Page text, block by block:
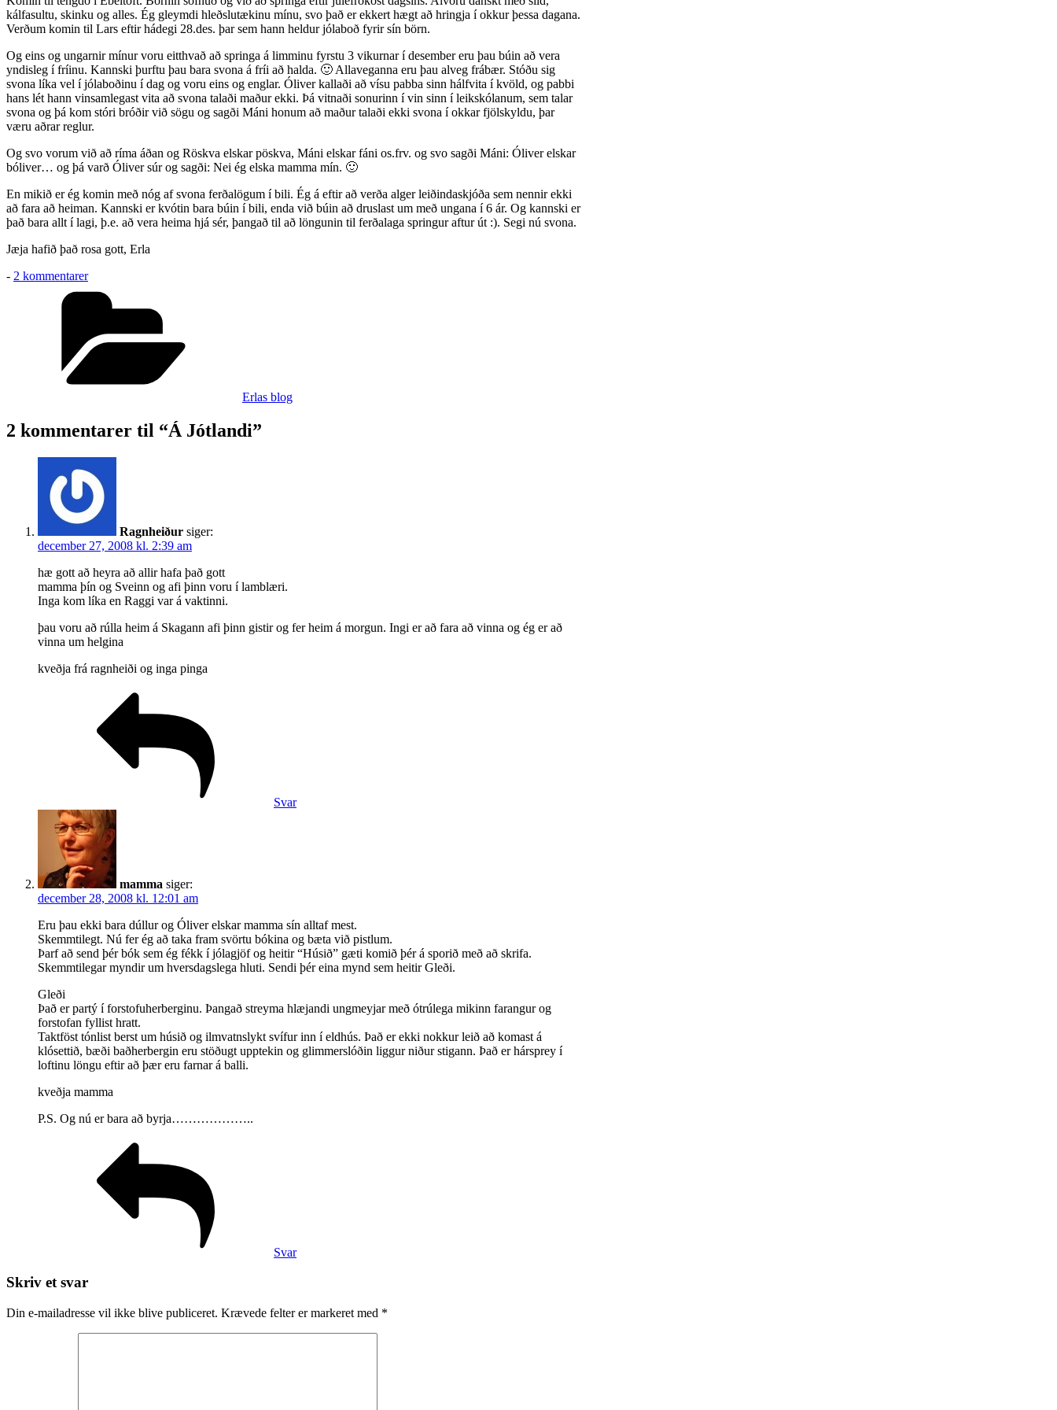
kálfasultu, skinku og alles. Ég gleymdi hleðslutækinu mínu, svo það er ekkert hægt að hringja í okkur þessa dagana.
Verðum komin til Lars eftir hádegi 28.des. þar sem hann heldur jólaboð fyrir sín börn.
Og eins og ungarnir mínur voru eitthvað að springa á limminu fyrstu 3 vikurnar í desember eru þau búin að vera
yndisleg í fríinu. Kannski þurftu þau bara svona á fríi að halda. 🙂 Allaveganna eru þau alveg frábær. Stóðu sig
svona líka vel í jólaboðinu í dag og voru eins og englar. Óliver kallaði að vísu pabba sinn hálfvita í kvöld, og pabbi
hans lét hann vinsamlegast vita að svona talaði maður ekki. Þá vitnaði sonurinn í vin sinn í leikskólanum, sem talar
svona og þá kom stóri bróðir við sögu og sagði Máni honum að maður talaði ekki svona í okkar fjölskyldu, þar
væru aðrar reglur.
Og svo vorum við að ríma áðan og Röskva elskar pöskva, Máni elskar fáni os.frv. og svo sagði Máni: Óliver elskar
bóliver… og þá varð Óliver súr og sagði: Nei ég elska mamma mín. 🙂
En mikið er ég komin með nóg af svona ferðalögum í bili. Ég á eftir að verða alger leiðindaskjóða sem nennir ekki
að fara að heiman. Kannski er kvótin bara búin í bili, enda við búin að druslast um með ungana í 6 ár. Og kannski er
það bara allt í lagi, þ.e. að vera heima hjá sér, þangað til að löngunin til ferðalaga springur aftur út :). Segi nú svona.
Jæja hafið það rosa gott, Erla
- 2 kommentarertil
Á
Jótlandi
Erlas blog
2 kommentarer til “Á Jótlandi”
Ragnheiður siger:
december 27, 2008 kl. 2:39 am
hæ gott að heyra að allir hafa það gott
mamma þín og Sveinn og afi þinn voru í lamblæri.
Inga kom líka en Raggi var á vaktinni.
þau voru að rúlla heim á Skagann afi þinn gistir og fer heim á morgun. Ingi er að fara að vinna og ég er að
vinna um helgina
kveðja frá ragnheiði og inga pinga
Svar
mamma siger:
december 28, 2008 kl. 12:01 am
Eru þau ekki bara dúllur og Óliver elskar mamma sín alltaf mest.
Skemmtilegt. Nú fer ég að taka fram svörtu bókina og bæta við pistlum.
Þarf að send þér bók sem ég fékk í jólagjöf og heitir “Húsið” gæti komið þér á sporið með að skrifa.
Skemmtilegar myndir um hversdagslega hluti. Sendi þér eina mynd sem heitir Gleði.
Gleði
Það er partý í forstofuherberginu. Þangað streyma hlæjandi ungmeyjar með ótrúlega mikinn farangur og
forstofan fyllist hratt.
Taktföst tónlist berst um húsið og ilmvatnslykt svífur inn í eldhús. Það er ekki nokkur leið að komast á
klósettið, bæði baðherbergin eru stöðugt upptekin og glimmerslóðin liggur niður stigann. Það er hársprey í
loftinu löngu eftir að þær eru farnar á balli.
kveðja mamma
P.S. Og nú er bara að byrja………………..
Svar
Skriv et svar
Din e-mailadresse vil ikke blive publiceret. Krævede felter er markeret med *